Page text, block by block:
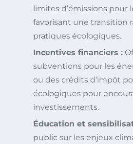
limites d’émissions pour
favorisant une transition
pratiques écologiques.
Incentives financiers :
subventions pour les
ou des crédits d’impôt
écologiques pour
investissements.
Éducation et
public sur les enjeux